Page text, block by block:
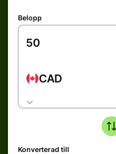
Belopp
CAD
Konverterad till